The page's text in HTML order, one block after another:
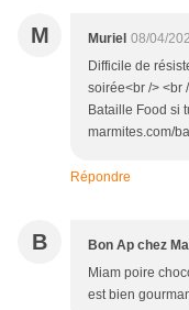
M Muriel 08/04/
Difficile de
soirée<br /> <br
Bataille Food si
marmites.com/
Répondre
B Bon Ap chez
Miam poire
est bien